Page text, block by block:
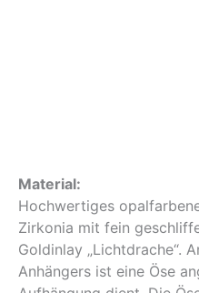
Material:
Hochwertiges
Zirkonia mit fein
Goldinlay „Lichtdrache“.
Anhängers ist eine Öse